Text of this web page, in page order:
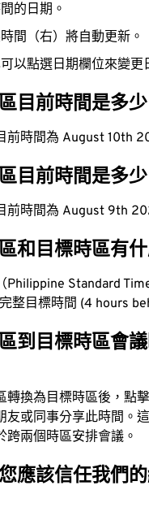
的日期。
間（右）將自動更新。
以點選日期欄位來變更
目前時間是多少
前時間為 August 10th
目前時間是多少
前時間為 August 9th
和目標時區有
Philippine Standard
整目標時間 (4 hours
到目標時區會
轉換為目標時區後，點
友或同事分享此時間。
跨兩個時區安排會議。
應該信任我們